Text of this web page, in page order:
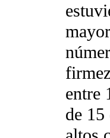
entre
de